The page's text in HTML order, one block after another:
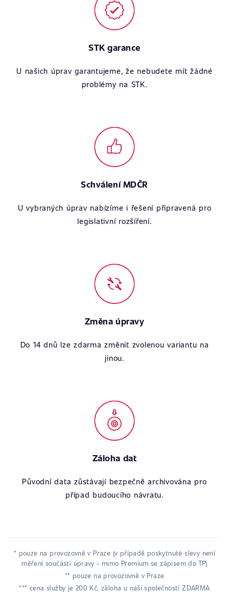
STK garance
U našich úprav garantujeme, že nebudete mít žádné
problémy na STK.
Schválení MDČR
U vybraných úprav nabízíme i řešení připravená pro
legislativní rozšíření.
Změna úpravy
Do 14 dnů lze zdarma změnit zvolenou variantu na
jinou.
Záloha dat
Původní data zůstávají bezpečně archivována pro
případ budoucího návratu.
* pouze na provozovně v Praze (v případě poskytnuté slevy není
měření součástí úpravy - mimo Premium se zápisem do TP)
** pouze na provozovně v Praze
*** cena služby je 200 Kč, záloha u naší společnosti ZDARMA